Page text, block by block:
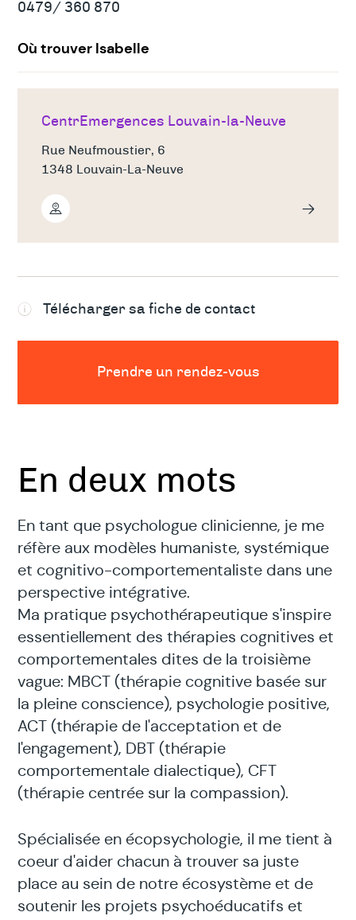
En deux mots
En tant que psychologue clinicienne, je me
réfère aux modèles humaniste, systémique
et cognitivo-comportementaliste dans une
perspective intégrative.
Ma pratique psychothérapeutique s'inspire
essentiellement des thérapies cognitives et
comportementales dites de la troisième
vague: MBCT (thérapie cognitive basée sur
la pleine conscience), psychologie positive,
ACT (thérapie de l'acceptation et de
l'engagement), DBT (thérapie
comportementale dialectique), CFT
(thérapie centrée sur la compassion).
Spécialisée en écopsychologie, il me tient à
coeur d'aider chacun à trouver sa juste
place au sein de notre écosystème et de
soutenir les projets psychoéducatifs et
0479/ 360 870
Où trouver Isabelle
CentrEmergences Louvain-la-Neuve
Rue Neufmoustier, 6
1348 Louvain-La-Neuve
Télécharger sa fiche de contact
Prendre un rendez-vous